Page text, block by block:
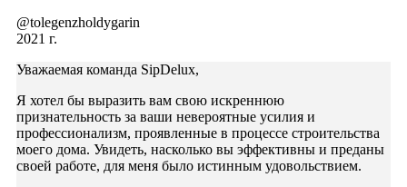
@tolegenzholdygarin
2021 г.
Уважаемая команда SipDelux,
Я хотел бы выразить вам свою искреннюю
признательность за ваши невероятные усилия и
профессионализм, проявленные в процессе строительства
моего дома. Увидеть, насколько вы эффективны и преданы
своей работе, для меня было истинным удовольствием.